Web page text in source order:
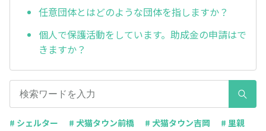
任意団体とはどのような団体を指しますか？
個人で保護活動をしています。助成金の申請はで
きますか？
# シェルター # 犬猫タウン前橋 # 犬猫タウン吉岡 # 里親